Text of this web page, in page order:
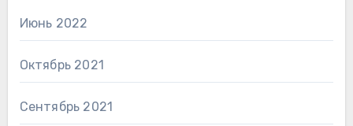
Июнь 2022
Октябрь 2021
Сентябрь 2021